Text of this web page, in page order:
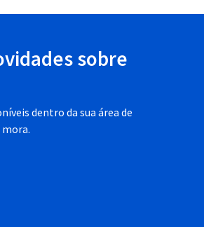
sobre
dentro da sua área de
mora.